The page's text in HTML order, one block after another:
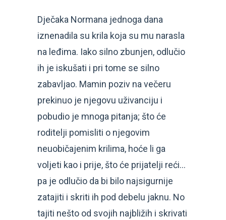
Dječaka Normana jednoga dana
iznenadila su krila koja su mu narasla
na leđima. Iako silno zbunjen, odlučio
ih je iskušati i pri tome se silno
zabavljao. Mamin poziv na večeru
prekinuo je njegovu uživanciju i
pobudio je mnoga pitanja; što će
roditelji pomisliti o njegovim
neuobičajenim krilima, hoće li ga
voljeti kao i prije, što će prijatelji reći…
pa je odlučio da bi bilo najsigurnije
zatajiti i skriti ih pod debelu jaknu. No
tajiti nešto od svojih najbližih i skrivati